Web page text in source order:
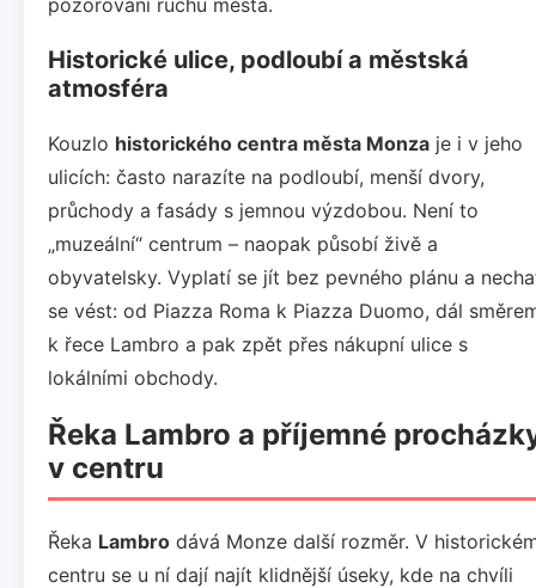
Historické ulice, podloubí a městská
atmosféra
Kouzlo historického centra města Monza je i v jeho
ulicích: často narazíte na podloubí, menší dvory,
průchody a fasády s jemnou výzdobou. Není to
„muzeální“ centrum – naopak působí živě a
obyvatelsky. Vyplatí se jít bez pevného plánu a
se vést: od Piazza Roma k Piazza Duomo, dál
k řece Lambro a pak zpět přes nákupní ulice s
lokálními obchody.
Řeka Lambro a příjemné
v centru
Řeka Lambro dává Monze další rozměr. V
centru se u ní dají najít klidnější úseky, kde na chvíli